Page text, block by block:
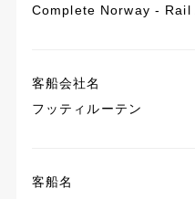
Complete Norway -
客船会社名
フッティルーテン
客船名